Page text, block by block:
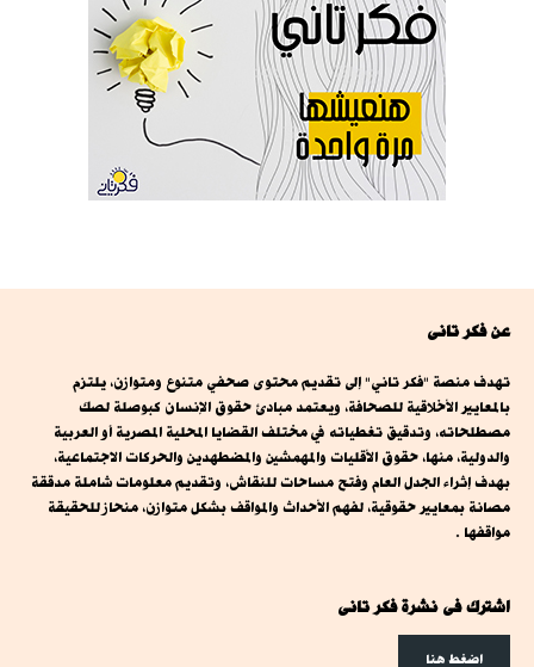
عن فكر تانى
تهدف منصة "فكر تاني" إلى تقديم محتوى صحفي متنوع ومتوازن، يلتزم
بالمعايير الأخلاقية للصحافة، ويعتمد مبادئ حقوق الإنسان كبوصلة لصك
مصطلحاته، وتدقيق تغطياته في مختلف القضايا المحلية المصرية أو العربية
والدولية، منها، حقوق الأقليات والمهمشين والمضطهدين والحركات الاجتماعية،
بهدف إثراء الجدل العام وفتح مساحات للنقاش، وتقديم معلومات شاملة مدققة
مصانة بمعايير حقوقية، لفهم الأحداث والمواقف بشكل متوازن، منحاز للحقيقة
مواقفها .
اشترك فى نشرة فكر تانى
اضغط هنا